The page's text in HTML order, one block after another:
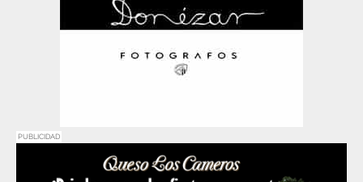
PUBLICIDAD